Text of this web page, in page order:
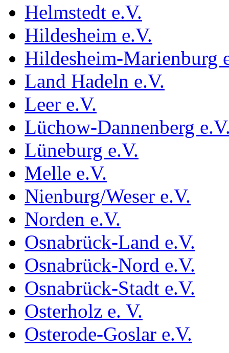
Helmstedt e.V.
Hildesheim e.V.
Hildesheim-Marienburg
Land Hadeln e.V.
Leer e.V.
Lüchow-Dannenberg
Lüneburg e.V.
Melle e.V.
Nienburg/Weser e.V.
Norden e.V.
Osnabrück-Land e.V.
Osnabrück-Nord e.V.
Osnabrück-Stadt e.V.
Osterholz e. V.
Osterode-Goslar e.V.